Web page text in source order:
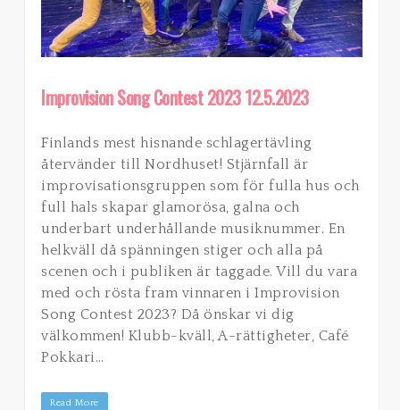
Improvision Song Contest 2023 12.5.2023
Finlands mest hisnande schlagertävling
återvänder till Nordhuset! Stjärnfall är
improvisationsgruppen som för fulla hus och
full hals skapar glamorösa, galna och
underbart underhållande musiknummer. En
helkväll då spänningen stiger och alla på
scenen och i publiken är taggade. Vill du vara
med och rösta fram vinnaren i Improvision
Song Contest 2023? Då önskar vi dig
välkommen! Klubb-kväll, A-rättigheter, Café
Pokkari…
Read More